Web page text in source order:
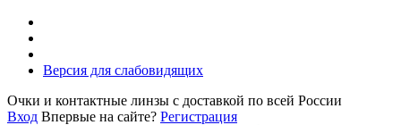
Версия для слабовидящих
Очки и контактные линзы с доставкой по всей России
Вход Впервые на сайте? Регистрация